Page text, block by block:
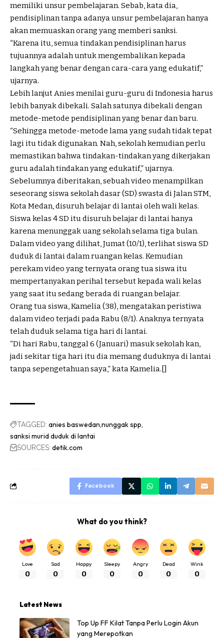
memiliki unsur pembelajaran. Sebab, kata dia,
pendisiplinan tanpa adanya unsur pembelajaran hanya
akan memuaskan orang yang memberi sanksi.
“Karena itu, semua tindakan pendisiplinan harus
tujuannya adalah untuk mengembalikan kepada
langkah yang benar dengan cara-cara yang edukatif,”
ujarnya.
Lebih lanjut Anies menilai guru-guru di Indonesia harus
lebih banyak dibekali. Salah satunya dibekali dengan
metode-metode pendisiplinan yang benar dan baru.
“Sehingga metode-metode lama yang sudah tidak tepat
lagi itu tidak digunakan. Nah, sekolah kemudian perlu
memastikan bahwa tindakan-tindakan yang dikerjakan
guru adalah tindakan yang edukatif,” ujarnya.
Sebelumnya diberitakan, sebuah video menampilkan
seseorang siswa sekolah dasar (SD) swasta di Jalan STM,
Kota Medan, disuruh belajar di lantai oleh wali kelas.
Siswa kelas 4 SD itu disuruh belajar di lantai hanya
karena menunggak uang sekolah selama tiga bulan.
Dalam video yang dilihat, Jumat (10/1), terlihat siswa SD
duduk di lantai dalam ruangan kelas. Kemudian
perekam video yang ternyata orang tua siswa itu
mempertanyakan perihal tersebut kepada wali kelas
yang saat itu sedang berada di ruangan belajar.
Orang tua siswa, Kamelia (38), mengatakan peristiwa
dalam video terjadi pada Rabu (8/1). Anaknya ternyata
telah duduk selama tiga hari di lantai.
“Di hari Rabu, tanggal 6 (Januari) masuk sekolah kan,
jadi sekitar tiga hari itu dia memang duduknya di lantai
tanpa sepengetahuan saya,” kata Kamelia.[]
TAGGED: anies baswedan nunggak spp
sanksi murid duduk di lantai
SOURCES: detik.com
Facebook
What do you think?
Love
0
Sad
0
Happy
0
Sleepy
0
Angry
0
Dead
0
Wink
0
Latest News
Top Up FF Kilat Tanpa Perlu Login Akun
yang Merepotkan